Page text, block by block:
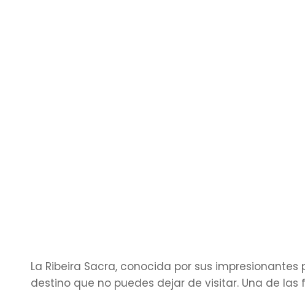
La Ribeira Sacra, conocida por sus
destino que no puedes dejar de visitar. Una de